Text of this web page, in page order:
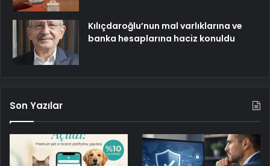
Kılıçdaroğlu’nun mal varlıklarına ve
banka hesaplarına haciz konuldu
Son Yazılar